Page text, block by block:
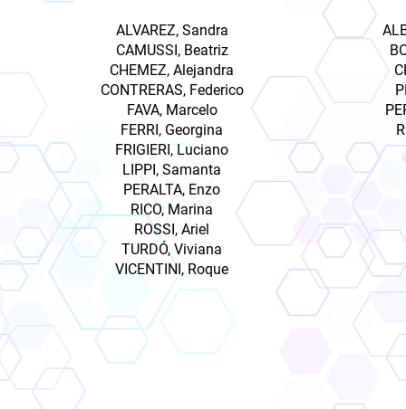
ALVAREZ, Sandra
CAMUSSI, Beatriz
CHEMEZ, Alejandra
CONTRERAS, Federico
FAVA, Marcelo
FERRI, Georgina
FRIGIERI, Luciano
LIPPI, Samanta
PERALTA, Enzo
RICO, Marina
ROSSI, Ariel
TURDÓ, Viviana
VICENTINI, Roque